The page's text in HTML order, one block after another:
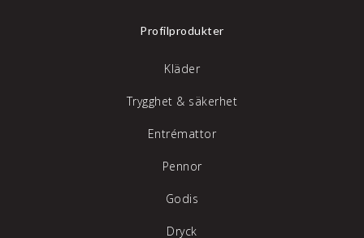
Profilprodukter
Kläder
Trygghet & säkerhet
Entrémattor
Pennor
Godis
Dryck